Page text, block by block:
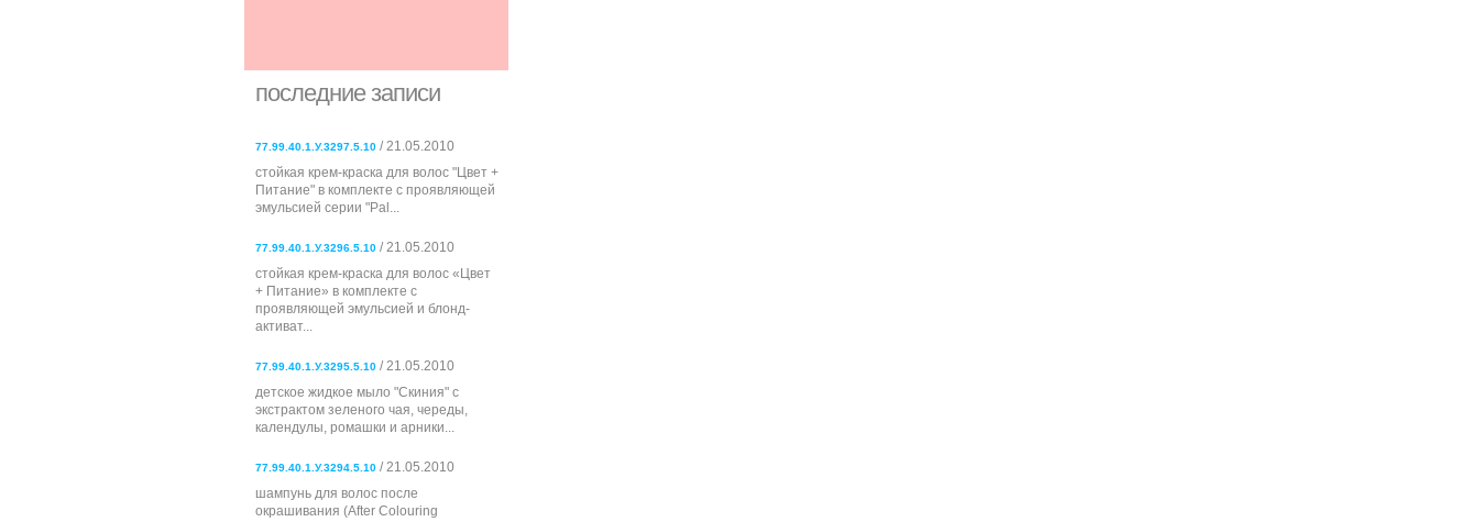
последние записи
77.99.40.1.У.3297.5.10 / 21.05.2010
стойкая крем-краска для волос "Цвет +
Питание" в комплекте с проявляющей
эмульсией серии "Pal...
77.99.40.1.У.3296.5.10 / 21.05.2010
стойкая крем-краска для волос «Цвет
+ Питание» в комплекте с
проявляющей эмульсией и блонд-
активат...
77.99.40.1.У.3295.5.10 / 21.05.2010
детское жидкое мыло "Скиния" с
экстрактом зеленого чая, череды,
календулы, ромашки и арники...
77.99.40.1.У.3294.5.10 / 21.05.2010
шампунь для волос после
окрашивания (After Colouring